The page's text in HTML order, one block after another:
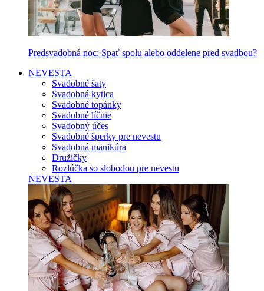
Predsvadobná noc: Spať spolu alebo oddelene pred svadbou?
NEVESTA
Svadobné šaty
Svadobná kytica
Svadobné topánky
Svadobné líčnie
Svadobný účes
Svadobné šperky pre nevestu
Svadobná manikúra
Družičky
Rozlúčka so slobodou pre nevestu
NEVESTA